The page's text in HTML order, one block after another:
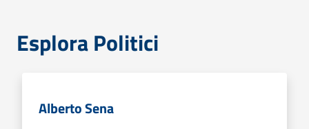
Esplora Politici
Alberto Sena